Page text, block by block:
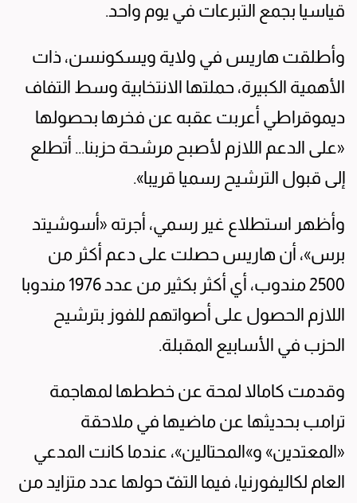
قياسيا بجمع التبرعات في يوم واحد.
وأطلقت هاريس في ولاية ويسكونسن، ذات
الأهمية الكبيرة، حملتها الانتخابية وسط التفاف
ديموقراطي أعربت عقبه عن فخرها بحصولها
«على الدعم اللازم لأصبح مرشحة حزبنا... أتطلع
إلى قبول الترشيح رسميا قريبا».
وأظهر استطلاع غير رسمي، أجرته «أسوشيتد
برس»، أن هاريس حصلت على دعم أكثر من
2500 مندوب، أي أكثر بكثير من عدد 1976 مندوبا
اللازم الحصول على أصواتهم للفوز بترشيح
الحزب في الأسابيع المقبلة.
وقدمت كامالا لمحة عن خططها لمهاجمة
ترامب بحديثها عن ماضيها في ملاحقة
«المعتدين» و»المحتالين»، عندما كانت المدعي
العام لكاليفورنيا، فيما التفّ حولها عدد متزايد من